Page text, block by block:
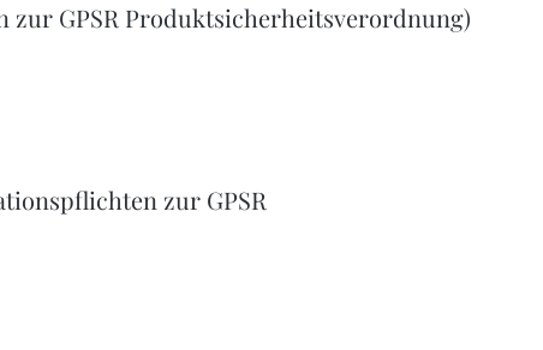
GPSR Produktsicherheitsverordnung)
zur GPSR